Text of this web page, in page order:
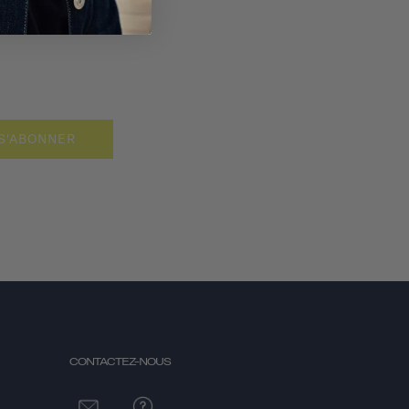
CONTACTEZ-NOUS